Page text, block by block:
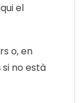
el
o, en
si no està